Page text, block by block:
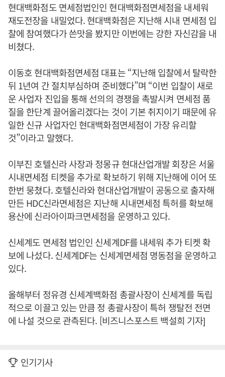
현대백화점도 면세점법인인 현대백화점면세점을 내세워
재도전장을 내밀었다. 현대백화점은 지난해 시내 면세점 입
찰에 참여했다가 쓴맛을 봤지만 이번에는 강한 자신감을 내
비쳤다.
이동호 현대백화점면세점 대표는 “지난해 입찰에서 탈락한
뒤 1년여 간 절치부심하며 준비했다”며 “이번 입찰이 새로
운 사업자 진입을 통해 선의의 경쟁을 촉발시켜 면세점 품
질을 한단계 끌어올리겠다는 것이 기본 취지이기 때문에 유
일한 신규 사업자인 현대백화점면세점이 가장 유리할
것”이라고 말했다.
이부진 호텔신라 사장과 정몽규 현대산업개발 회장은 서울
시내면세점 티켓을 추가로 확보하기 위해 지난해에 이어 또
한번 뭉쳤다. 호텔신라와 현대산업개발이 공동으로 출자해
만든 HDC신라면세점은 지난해 시내면세점 특허를 확보해
용산에 신라아이파크면세점을 운영하고 있다.
신세계도 면세점 법인인 신세계DF를 내세워 추가 티켓 확
보에 나섰다. 신세계DF는 신세계면세점 명동점을 운영하고
있다.
올해부터 정유경 신세계백화점 총괄사장이 신세계를 독립
적으로 이끌고 있는 만큼 정 총괄사장이 특허 쟁탈전 전면
에 나설 것으로 관측된다. [비즈니스포스트 백설희 기자]
인기기사